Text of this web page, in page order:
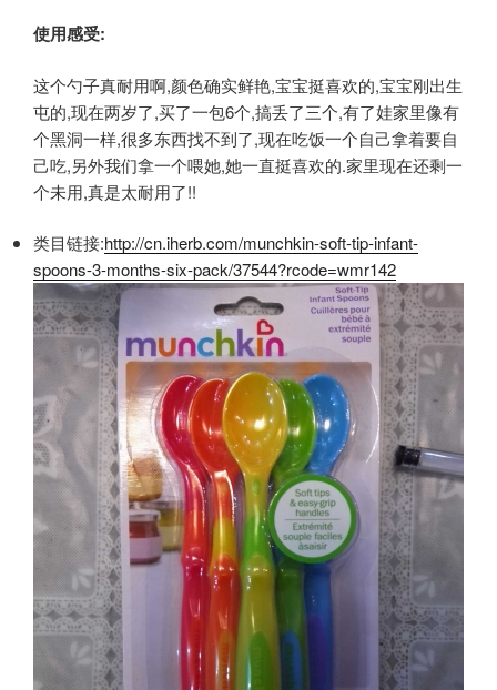
使用感受:
这个勺子真耐用啊,颜色确实鲜艳,宝宝挺喜欢的,宝宝刚出生
屯的,现在两岁了,买了一包6个,搞丢了三个,有了娃家里像有
个黑洞一样,很多东西找不到了,现在吃饭一个自己拿着要自
己吃,另外我们拿一个喂她,她一直挺喜欢的.家里现在还剩一
个未用,真是太耐用了!!
类目链接:http://cn.iherb.com/munchkin-soft-tip-infant-
spoons-3-months-six-pack/37544?rcode=wmr142